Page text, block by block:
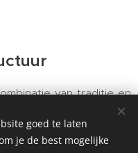
van traditie en
over uitstekende
scholen in de grote
van verbindingen
goed te laten
je de best mogelijke